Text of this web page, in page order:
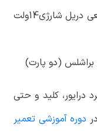
آموزش تشخیص و رفع مشکل قطعی دریل شارژی14ولت
براشلس (دو پارت)
درایور، کلید و حتی
دوره آموزشی تعمیر